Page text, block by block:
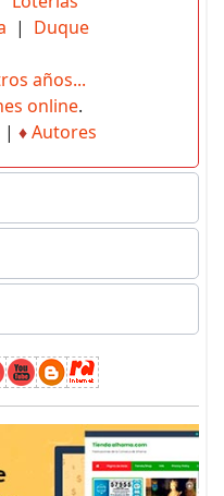
| Duque
años...
online.
| ♦Autores